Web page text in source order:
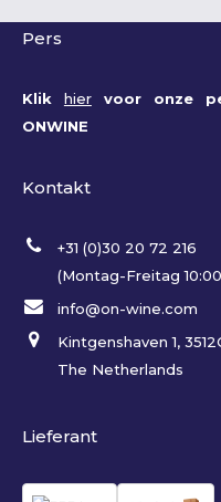
Pers
Klik hiervoor onze
ONWINE
Kontakt
+31 (0)30 20 72 216
(Montag-Freitag
info@on-wine.com
Kintgenshaven 1,
The Netherlands
Lieferant